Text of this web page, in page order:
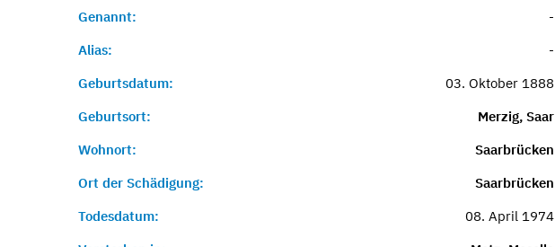
Genannt:
-
Alias:
-
Geburtsdatum:
03. Oktober 1888
Geburtsort:
Merzig, Saar
Wohnort:
Saarbrücken
Ort der Schädigung:
Saarbrücken
Todesdatum:
08. April 1974